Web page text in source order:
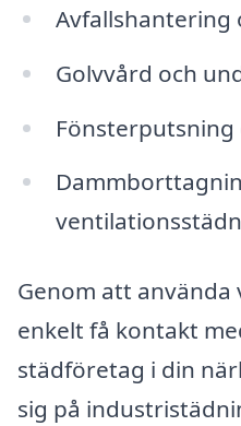
Avfallshantering
Golvvård och
Genom att använda
enkelt få kontakt
städföretag i din
sig på